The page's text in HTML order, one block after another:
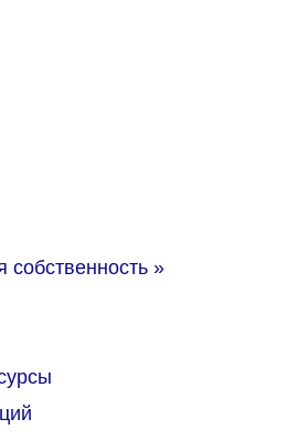
собственность »